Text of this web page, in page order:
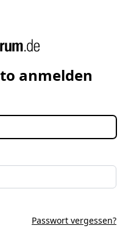
anmelden
Passwort vergessen?